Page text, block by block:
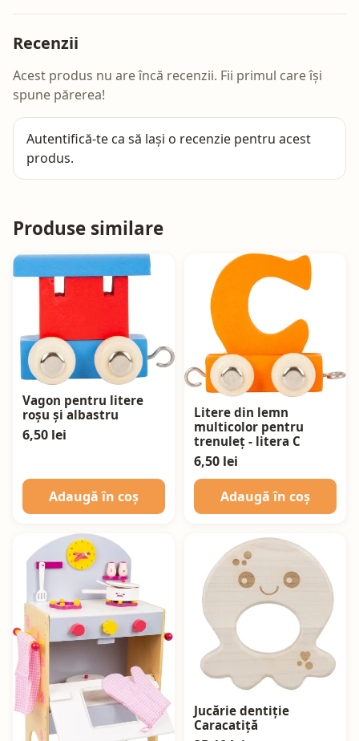
Recenzii
Acest produs nu are încă recenzii. Fii primul care își
spune părerea!
Autentifică-te ca să lași o recenzie pentru acest
produs.
Produse similare
Vagon pentru litere
roșu și albastru
6,50 lei
Adaugă în coș
Litere din lemn
multicolor pentru
trenuleț - litera C
6,50 lei
Adaugă în coș
Jucărie dentiție
Caracatiță